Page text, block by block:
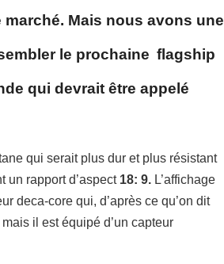
Mais nous avons une
le prochaine flagship
qui devrait être appelé
qui serait plus dur et plus résistant
un rapport d’aspect 18: 9. L’affichage
deca-core qui, d’après ce qu’on dit
il est équipé d’un capteur